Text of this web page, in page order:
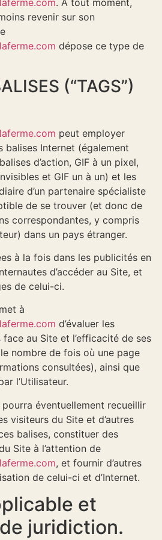
. À tout moment,
revenir sur son
dépose ce type de
(“TAGS”)
peut employer
balises Internet (également
d’action, GIF à un pixel,
et GIF un à un) et les
d’un partenaire spécialiste
de se trouver (et donc de
correspondantes, y compris
dans un pays étranger.
à la fois dans les publicités en
d’accéder au Site, et
de celui-ci.
à
d’évaluer les
au Site et l’efficacité de ses
nombre de fois où une page
consultées), ainsi que
l’Utilisateur.
éventuellement recueillir
visiteurs du Site et d’autres
balises, constituer des
Site à l’attention de
, et fournir d’autres
de celui-ci et d’Internet.
et
juridiction.